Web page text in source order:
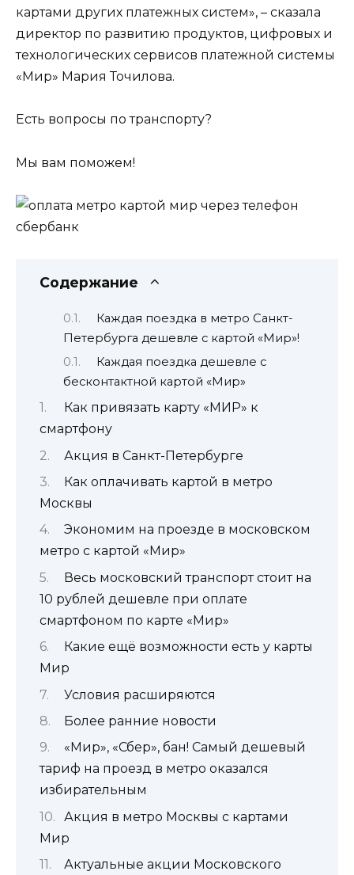
картами других платежных систем», – сказала
директор по развитию продуктов, цифровых и
технологических сервисов платежной системы
«Мир» Мария Точилова.
Есть вопросы по транспорту?
Мы вам поможем!
Содержание
Каждая поездка в метро Санкт-
Петербурга дешевле с картой «Мир»!
Каждая поездка дешевле с
бесконтактной картой «Мир»
Как привязать карту «МИР» к
смартфону
Акция в Санкт-Петербурге
Как оплачивать картой в метро
Москвы
Экономим на проезде в московском
метро с картой «Мир»
Весь московский транспорт стоит на
10 рублей дешевле при оплате
смартфоном по карте «Мир»
Какие ещё возможности есть у карты
Мир
Условия расширяются
Более ранние новости
«Мир», «Сбер», бан! Самый дешевый
тариф на проезд в метро оказался
избирательным
Акция в метро Москвы с картами
Мир
Актуальные акции Московского